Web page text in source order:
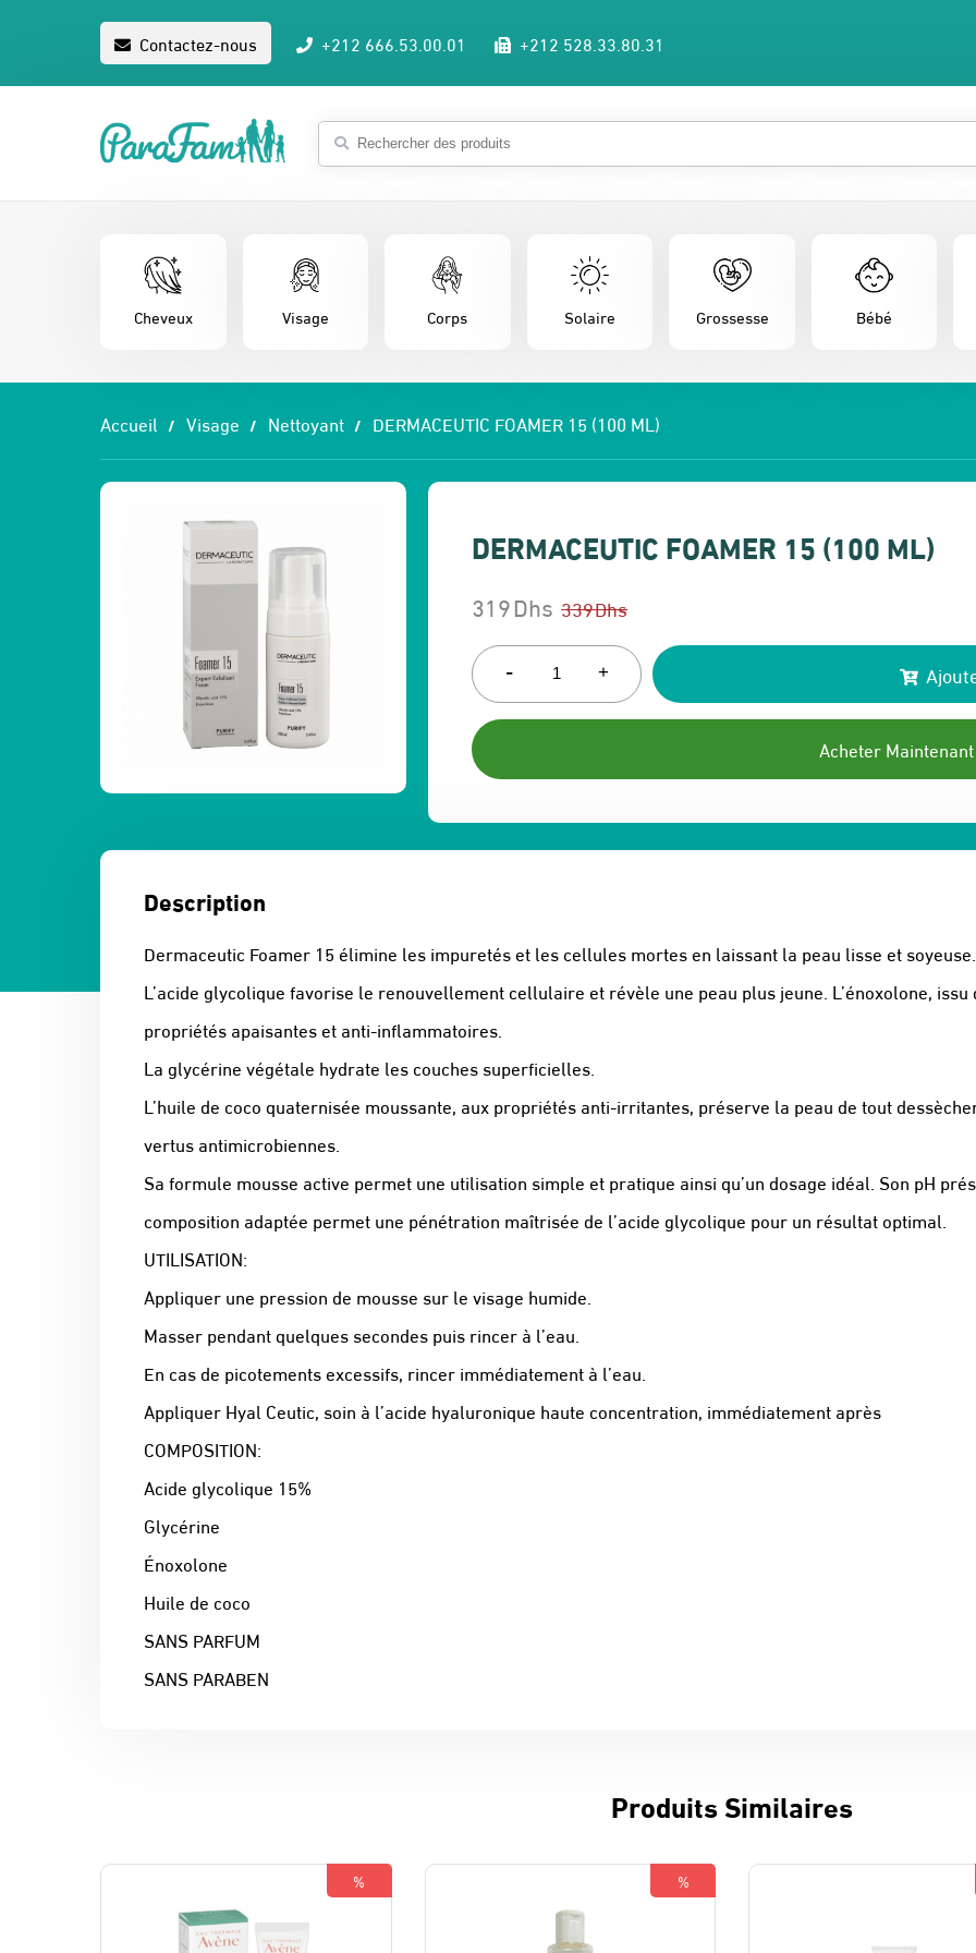
Contactez-nous +212 666.53.00.01 +212 528.33.80.31
Cheveux Visage Corps Solaire Grossesse Bébé
Accueil Visage Nettoyant DERMACEUTIC FOAMER 15 (100 ML)
DERMACEUTIC FOAMER 15 (100 ML)
339Dhs
Le
prix
initial
était :
339 Dhs.
319Dhs
Le
prix
actuel
est :
319 Dhs.
- +
Acheter Maintenant
Description
Dermaceutic Foamer 15 élimine les impuretés et les cellules mortes en laissant la peau lisse et soyeuse.
L’acide glycolique favorise le renouvellement cellulaire et révèle une peau plus jeune. L’énoxolone,
propriétés apaisantes et anti-inflammatoires.
La glycérine végétale hydrate les couches superficielles.
L’huile de coco quaternisée moussante, aux propriétés anti-irritantes, préserve la peau de tout
vertus antimicrobiennes.
Sa formule mousse active permet une utilisation simple et pratique ainsi qu’un dosage idéal. Son pH
composition adaptée permet une pénétration maîtrisée de l’acide glycolique pour un résultat optimal.
UTILISATION:
Appliquer une pression de mousse sur le visage humide.
Masser pendant quelques secondes puis rincer à l’eau.
En cas de picotements excessifs, rincer immédiatement à l’eau.
Appliquer Hyal Ceutic, soin à l’acide hyaluronique haute concentration, immédiatement après
COMPOSITION:
Acide glycolique 15%
Glycérine
Énoxolone
Huile de coco
SANS PARFUM
SANS PARABEN
Produits Similaires
% %